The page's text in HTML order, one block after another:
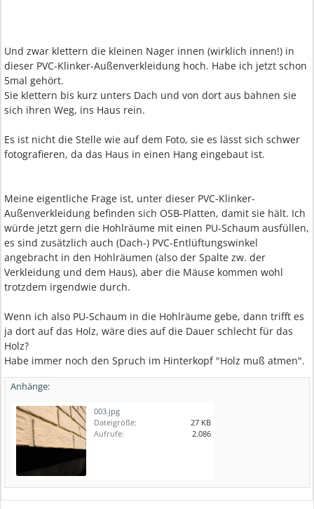
Und zwar klettern die kleinen Nager innen (wirklich innen!) in
dieser PVC-Klinker-Außenverkleidung hoch. Habe ich jetzt schon
5mal gehört.
Sie klettern bis kurz unters Dach und von dort aus bahnen sie
sich ihren Weg, ins Haus rein.
Es ist nicht die Stelle wie auf dem Foto, sie es lässt sich schwer
fotografieren, da das Haus in einen Hang eingebaut ist.
Meine eigentliche Frage ist, unter dieser PVC-Klinker-
Außenverkleidung befinden sich OSB-Platten, damit sie hält. Ich
würde jetzt gern die Hohlräume mit einen PU-Schaum ausfüllen,
es sind zusätzlich auch (Dach-) PVC-Entlüftungswinkel
angebracht in den Hohlräumen (also der Spalte zw. der
Verkleidung und dem Haus), aber die Mäuse kommen wohl
trotzdem irgendwie durch.
Wenn ich also PU-Schaum in die Hohlräume gebe, dann trifft es
ja dort auf das Holz, wäre dies auf die Dauer schlecht für das
Holz?
Habe immer noch den Spruch im Hinterkopf "Holz muß atmen".
Anhänge:
003.jpg
Dateigröße:
27 KB
Aufrufe:
2.086